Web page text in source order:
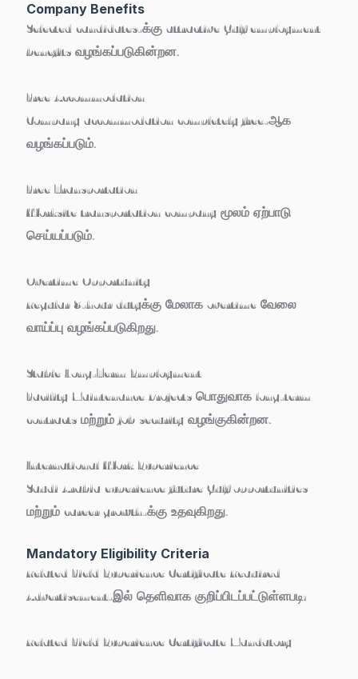
Company Benefits
Selected candidates-க்கு attractive Gulf employment
benefits வழங்கப்படுகின்றன.
Free Accommodation
Company accommodation completely free-ஆக
வழங்கப்படும்.
Free Transportation
Worksite transportation company மூலம் ஏற்பாடு
செய்யப்படும்.
Overtime Opportunity
Regular 8-hour dutyக்கு மேலாக overtime வேலை
வாய்ப்பு வழங்கப்படுகிறது.
Stable Long-Term Employment
Facility Maintenance Projects பொதுவாக long-term
contracts மற்றும் job security வழங்குகின்றன.
International Work Experience
Saudi Arabia experience future Gulf opportunities
மற்றும் career growth-க்கு உதவுகிறது.
Mandatory Eligibility Criteria
Related Field Experience Certificate Required
Advertisement-இல் தெளிவாக குறிப்பிடப்பட்டுள்ளபடி:
Related Field Experience Certificate Mandatory